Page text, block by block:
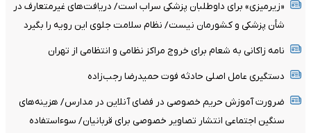
«زیرمیزی» برای داوطلبان پزشکی سراب است/ دریافت‌های غیرمتعارف در
شأن پزشکی و کشورمان نیست/ نظام سلامت جلوی این رویه را بگیرد
نامه زاکانی به شعام برای خروج مراکز نظامی و انتظامی از تهران
دستگیری عامل اصلی حادثه فوت حمیدرضا رجب‌زاده
ضرورت آموزش حریم خصوصی در فضای آنلاین در مدارس/ هزینه‌های
سنگین اجتماعی انتشار تصاویر خصوصی برای قربانیان/ سوءاستفاده